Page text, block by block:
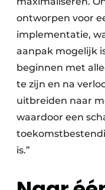
ontworpen voor
implementatie,
aanpak mogelijk
beginnen met
te zijn en na
uitbreiden naar
waardoor een
is.”